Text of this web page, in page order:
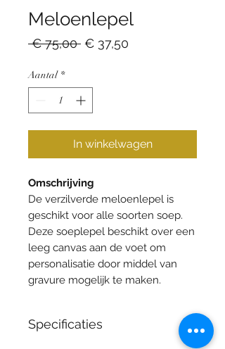
Meloenlepel
€ 75,00 Normale
€ 37,50
Aantal *
In winkelwagen
Omschrijving
De verzilverde meloenlepel is
geschikt voor alle soorten soep.
Deze soeplepel beschikt over een
leeg canvas aan de voet om
personalisatie door middel van
gravure mogelijk te maken.
Specificaties